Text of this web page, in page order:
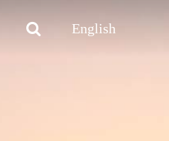
English